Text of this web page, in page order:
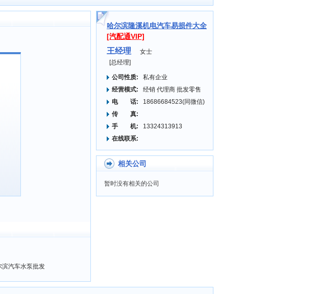
汽车水泵批发
哈尔滨隆溪机电汽车易损件大全
[汽配通VIP]
王经理
女士
[总经理]
公司性质:
私有企业
经营模式:
经销 代理商 批发零售
电 话:
18686684523(同微信)
传 真:
手 机:
13324313913
在线联系:
相关公司
暂时没有相关的公司